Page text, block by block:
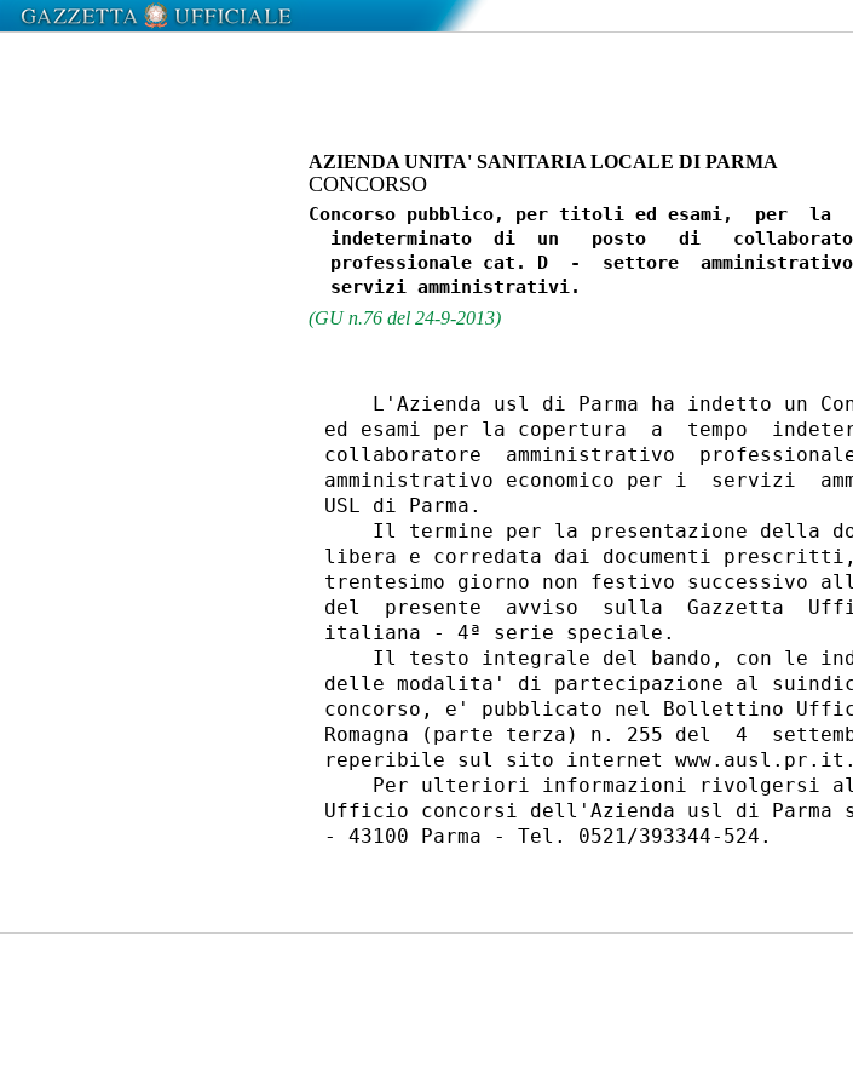
AZIENDA UNITA' SANITARIA LOCALE DI PARMA
CONCORSO
Concorso pubblico, per titoli ed esami,  per  la
indeterminato  di  un   posto   di
professionale cat. D  -  settore
(GU n.76 del 24-9-2013)
L'Azienda usl di Parma ha indetto un
ed esami per la copertura  a  tempo
collaboratore  amministrativo
amministrativo economico per i  servizi
USL di Parma.
Il termine per la presentazione della
libera e corredata dai documenti
trentesimo giorno non festivo successivo
del  presente  avviso  sulla  Gazzetta
italiana - 4ª serie speciale.
Il testo integrale del bando, con le
delle modalita' di partecipazione al
concorso, e' pubblicato nel Bollettino
Romagna (parte terza) n. 255 del  4
reperibile sul sito internet
Per ulteriori informazioni rivolgersi
Ufficio concorsi dell'Azienda usl di Parma
- 43100 Parma - Tel. 0521/393344-524.